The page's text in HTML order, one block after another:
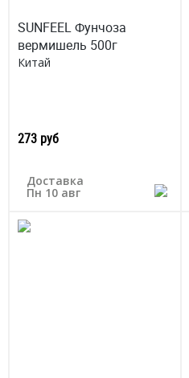
SUNFEEL Фунчоза
вермишель 500г
Китай
273 руб
Доставка
Пн 10 авг